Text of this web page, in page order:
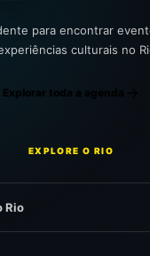
para encontrar
culturais no
Explorar toda a agenda
EXPLORE O RIO
Rio